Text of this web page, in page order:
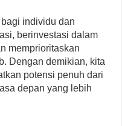
individu dan
berinvestasi dalam
memprioritaskan
Dengan demikian, kita
potensi penuh dari
depan yang lebih